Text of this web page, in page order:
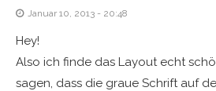
Januar 10, 2013 - 20:48
Hey!
Also ich finde das Layout echt
sagen, dass die graue Schrift auf